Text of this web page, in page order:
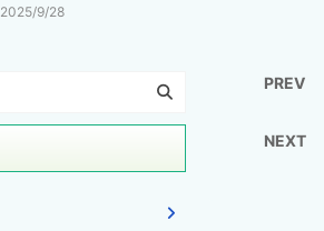
PREV
NEXT
2025/9/28